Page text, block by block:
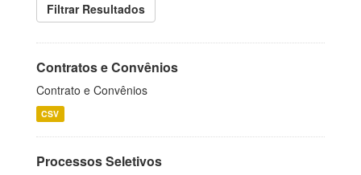
Filtrar Resultados
Contratos e Convênios
Contrato e Convênios
CSV
Processos Seletivos